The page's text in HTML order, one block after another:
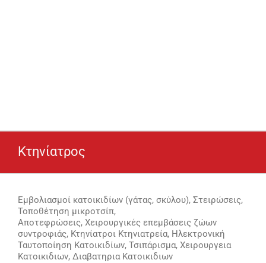
Κτηνίατρος
Εμβολιασμοί κατοικιδίων (γάτας, σκύλου), Στειρώσεις,
Τοποθέτηση μικροτσίπ,
Αποτεφρώσεις, Χειρουργικές επεμβάσεις ζώων
συντροφιάς, Κτηνίατροι Κτηνιατρεία, Ηλεκτρονική
Ταυτοποίηση Κατοικιδίων, Τσιπάρισμα, Χειρουργεια
Κατοικιδιων, Διαβατηρια Κατοικιδιων